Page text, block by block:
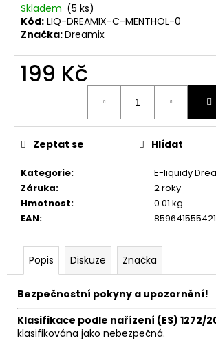
Skladem (5 ks)
Kód: LIQ-DREAMIX-C-MENTHOL-0
Značka:Dreamix
199 Kč
Kategorie:
E-liquidy
Záruka:
2 roky
Hmotnost:
0.01 kg
EAN:
Zeptat se Hlídat
Popis Diskuze Značka
Bezpečnostní pokyny a upozornění!
Klasifikace podle nařízení (ES) 1272/
klasifikována jako nebezpečná.
D
o
p
o
u
m
e
10ML
6MG
Kč
Původně:
195
Kč